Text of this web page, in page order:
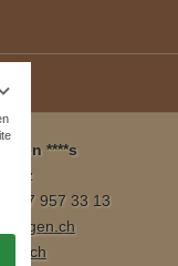
****s
957 33 13